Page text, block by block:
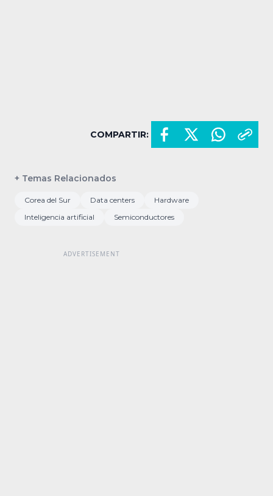
COMPARTIR:
+ Temas Relacionados
Corea del Sur Data centers
Hardware
Inteligencia artificial
Semiconductores